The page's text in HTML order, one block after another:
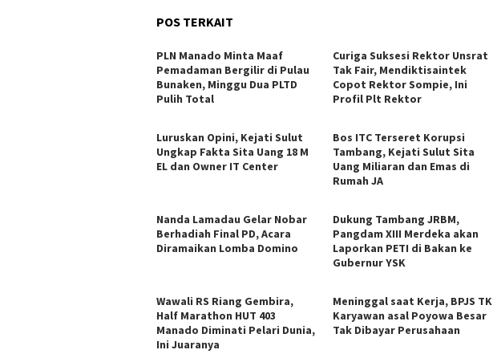
POS TERKAIT
PLN Manado Minta Maaf
Pemadaman Bergilir di Pulau
Bunaken, Minggu Dua PLTD
Pulih Total
Curiga Suksesi Rektor Unsrat
Tak Fair, Mendiktisaintek
Copot Rektor Sompie, Ini
Profil Plt Rektor
Luruskan Opini, Kejati Sulut
Ungkap Fakta Sita Uang 18 M
EL dan Owner IT Center
Bos ITC Terseret Korupsi
Tambang, Kejati Sulut Sita
Uang Miliaran dan Emas di
Rumah JA
Nanda Lamadau Gelar Nobar
Berhadiah Final PD, Acara
Diramaikan Lomba Domino
Dukung Tambang JRBM,
Pangdam XIII Merdeka akan
Laporkan PETI di Bakan ke
Gubernur YSK
Wawali RS Riang Gembira,
Half Marathon HUT 403
Manado Diminati Pelari Dunia,
Ini Juaranya
Meninggal saat Kerja, BPJS TK
Karyawan asal Poyowa Besar
Tak Dibayar Perusahaan